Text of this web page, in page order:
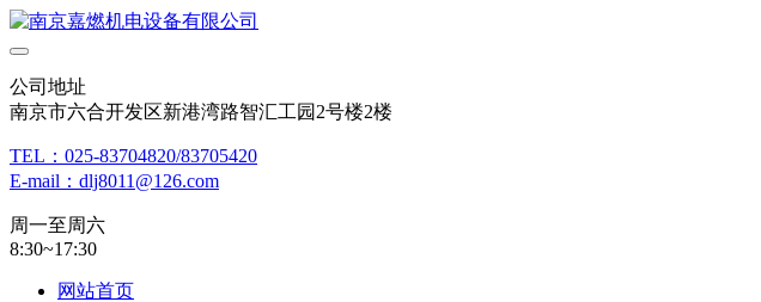
公司地址
南京市六合开发区新港湾路智汇工园2号楼2楼
TEL：025-83704820/83705420
E-mail：dlj8011@126.com
周一至周六
8:30~17:30
网站首页